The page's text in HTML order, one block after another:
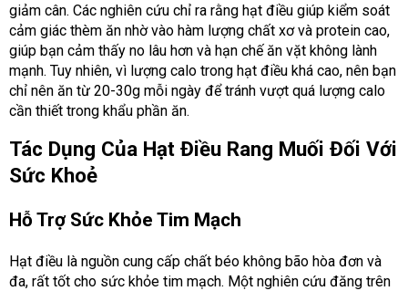
giảm cân. Các nghiên cứu chỉ ra rằng hạt điều giúp kiểm soát
cảm giác thèm ăn nhờ vào hàm lượng chất xơ và protein cao,
giúp bạn cảm thấy no lâu hơn và hạn chế ăn vặt không lành
mạnh. Tuy nhiên, vì lượng calo trong hạt điều khá cao, nên bạn
chỉ nên ăn từ 20-30g mỗi ngày để tránh vượt quá lượng calo
cần thiết trong khẩu phần ăn.
Tác Dụng Của Hạt Điều Rang Muối Đối Với
Sức Khoẻ
Hỗ Trợ Sức Khỏe Tim Mạch
Hạt điều là nguồn cung cấp chất béo không bão hòa đơn và
đa, rất tốt cho sức khỏe tim mạch. Một nghiên cứu đăng trên